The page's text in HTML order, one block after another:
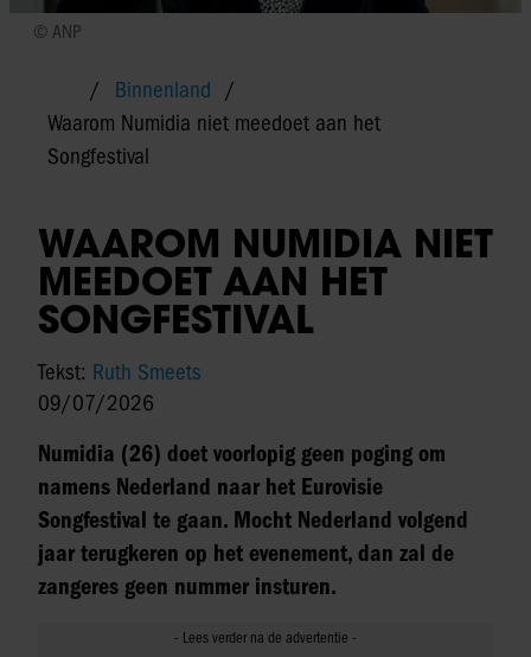
© ANP
Binnenland
Waarom Numidia niet meedoet aan het
Songfestival
WAAROM NUMIDIA NIET
MEEDOET AAN HET
SONGFESTIVAL
Tekst: Ruth Smeets
09/07/2026
Numidia (26) doet voorlopig geen poging om
namens Nederland naar het Eurovisie
Songfestival te gaan. Mocht Nederland volgend
jaar terugkeren op het evenement, dan zal de
zangeres geen nummer insturen.